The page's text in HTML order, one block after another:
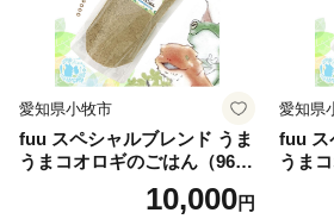
愛知県小牧市
fuu スペシャルブレンド うま
うまコオロギのごはん（960
10,000円
愛知県
fuu ス
うま